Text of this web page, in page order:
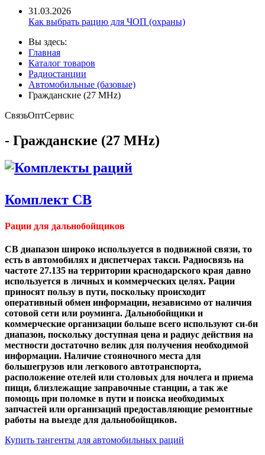
31.03.2026
Как выбрать рацию для ЧОП (охраны)
Вы здесь:
Главная
Каталог товаров
Радиостанции
Автомобильные (базовые)
Гражданские (27 MHz)
СвязьОптСервис
- Гражданские (27 MHz)
Комплект CB
Рации для дальнобойщиков
CB диапазон широко используется в подвижной связи, то
есть в автомобилях и диспетчерах такси. Радиосвязь на
частоте 27.135 на территории краснодарского края давно
используется в личных и коммерческих целях. Рации
приносят пользу в пути, поскольку происходит
оперативный обмен информации, независимо от наличия
сотовой сети или роуминга. Дальнобойщики и
коммерческие организации больше всего используют си-би
диапазон, поскольку доступная цена и радиус действия на
местности достаточно велик для получения необходимой
информации. Наличие стояночного места для
большегрузов или легкового автотранспорта,
расположение отелей или столовых для ночлега и приема
пищи, близлежащие заправочные станции, а так же
помощь при поломке в пути и поиска необходимых
запчастей или организаций предоставляющие ремонтные
работы на выезде для дальнобойщиков.
Купить тангенты для автомобильных раций